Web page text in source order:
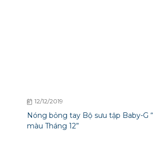
12/12/2019
Nóng bỏng tay Bộ sưu tập Baby-G
màu Tháng 12”